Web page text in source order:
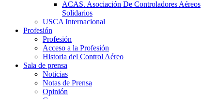
ACAS. Asociación De Controladores Aéreos
Solidarios
USCA Internacional
Profesión
Profesión
Acceso a la Profesión
Historia del Control Aéreo
Sala de prensa
Noticias
Notas de Prensa
Opinión